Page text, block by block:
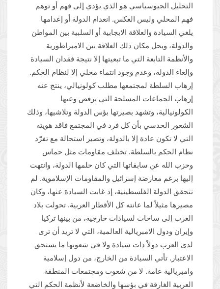
التحليل الجيوسياسي هو الذي يؤدي إلى فهم أو توهم
فهم المحلي وليس العكس. انعدام الدولة أو إعدامها
يلغي السيادة والعلاقة الايجابية أو السلبية بين المواطن
والدولة، ويحل مكان ذلك العلاقة بين الامبراطورية
والأنظمة التابعة التي ما تبعيتها إلا نتيجة فقدان السيادة
وإلغاء الدولة، وعدم وجود انتماء محلي إلا لنظام الحكم.
إرهاب السلطة لمجتمعها مطلب كولونيالي، ينتج عنه
إرهاب الجماعات المسلحة التي يرفض وعيها
الكولونيالية، وتشهد بصيرتها بؤس الدولة وتلاشيها، وذلك
الشعور الحدسي بأن كل فرد في المجتمع فاقد هويته
التي لا تكون عادة إلا بالدولة، وتصير استحالة مع تفرّد
نظام الحكم بالسلطة. تختلف مقاومات مثل حماس
وحزب الله عن سابقاتها التي كان حلمها الدولة، وانتهت
إليها برغم معارضة إسرائيل والمقاومات الإسلاموية. لم
تتحقق الدولة الفلسطينية، إذ غابت السيادة عنها، وكان
مصيرها مثيلاً لما عانته كل الأقطار العربية. تحولت بلاد
العرب إلى ساحات لسيادات خارجية، من بينها تركيا
وإيران ودول الامبريالية العالمية، التي لا تريد أن ترى
لدى العرب دولاً ذات سيادة ولا في شعوبها ما يستحق
الاعتبار. تأتي السيادة من الخارج، من دول إسلامية
وامبريالية عامة. لا من شعوب ومجتمعات المنطقة
العربية الغارقة في بؤسها والخاضعة لأنظمة الحكم التي